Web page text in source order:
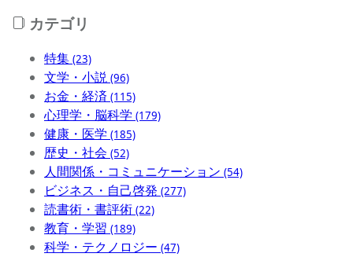
カテゴリ
特集 (23)
文学・小説 (96)
お金・経済 (115)
心理学・脳科学 (179)
健康・医学 (185)
歴史・社会 (52)
人間関係・コミュニケーション (54)
ビジネス・自己啓発 (277)
読書術・書評術 (22)
教育・学習 (189)
科学・テクノロジー (47)